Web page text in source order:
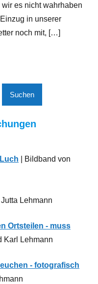
es nicht wahrhaben
in unserer
noch mit, […]
Suchen
| Bildband von
Lehmann
Ortsteilen - muss
Karl Lehmann
- fotografisch